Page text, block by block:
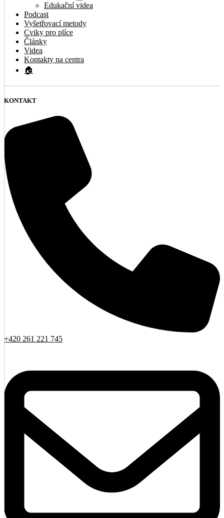
Edukační videa
Podcast
Vyšetřovací metody
Cviky pro plíce
Články
Videa
Kontakty na centra
🏠
KONTAKT
+420 261 221 745